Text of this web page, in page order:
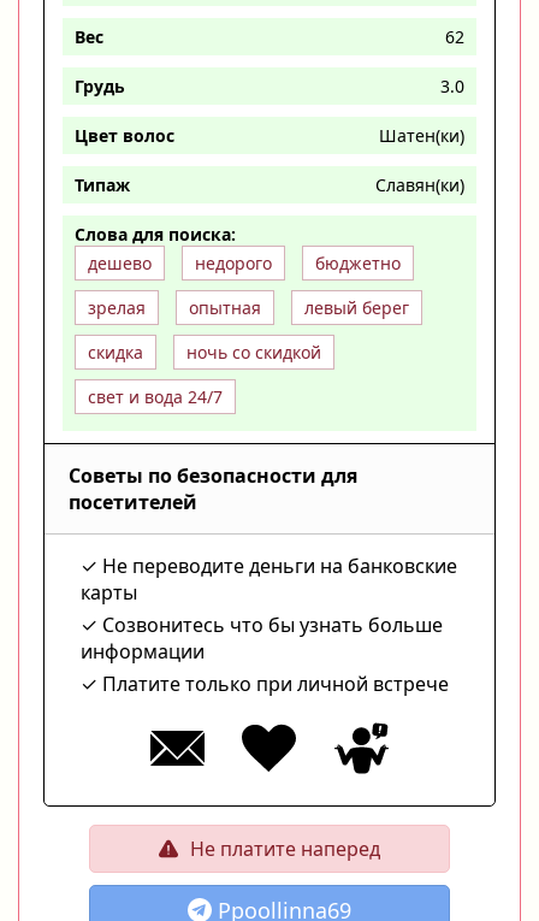
Вес 62
Грудь 3.0
Цвет волос Шатен(ки)
Типаж Славян(ки)
Слова для поиска:
дешево
недорого
бюджетно
зрелая
опытная
левый берег
скидка
ночь со скидкой
свет и вода 24/7
Советы по безопасности для
посетителей
Не переводите деньги на банковские
карты
Созвонитесь что бы узнать больше
информации
Платите только при личной встрече
Не платите наперед
Ppoollinna69